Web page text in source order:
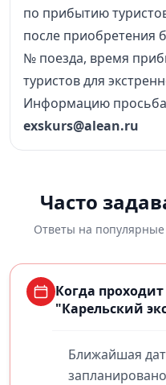
по прибытию
после приобретения
№ поезда, время
туристов для
Информацию просьба
exskurs@alean.ru
Часто
Ответы на
Когда
"Карельский
Ближайшая